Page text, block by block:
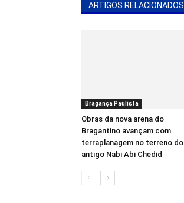
ARTIGOS RELACIONADOS
Bragança Paulista
Obras da nova arena do
Bragantino avançam com
terraplanagem no terreno do
antigo Nabi Abi Chedid